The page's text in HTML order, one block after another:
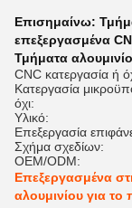
Επισημαίνω:
επεξεργασμένα
Τμήματα
CNC κατεργασία ή
Κατεργασία
όχι:
Υλικό:
Επεξεργασία
Σχήμα σχεδίων:
OEM/ODM:
Επεξεργασμένα
αλουμινίου για